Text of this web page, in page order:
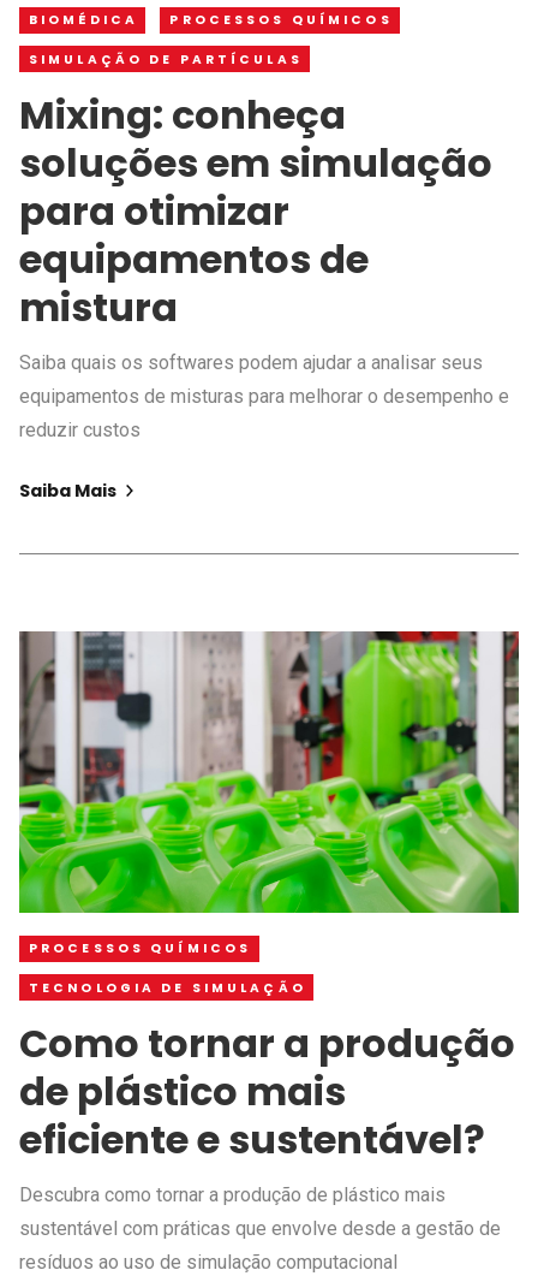
BIOMÉDICA PROCESSOS QUÍMICOS
SIMULAÇÃO DE PARTÍCULAS
Mixing: conheça
soluções em simulação
para otimizar
equipamentos de
mistura
Saiba quais os softwares podem ajudar a analisar seus
equipamentos de misturas para melhorar o desempenho e
reduzir custos
Saiba Mais
PROCESSOS QUÍMICOS
TECNOLOGIA DE SIMULAÇÃO
Como tornar a produção
de plástico mais
eficiente e sustentável?
Descubra como tornar a produção de plástico mais
sustentável com práticas que envolve desde a gestão de
resíduos ao uso de simulação computacional